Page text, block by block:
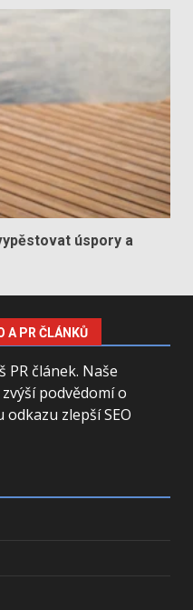
úspory a
A PR ČLÁNKŮ
PR článek. Naše
podvědomí o
zlepší SEO